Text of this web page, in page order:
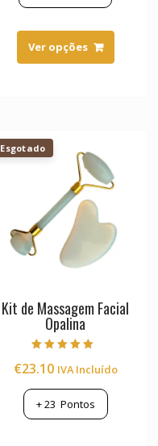
Ver opções
This
has
chosen
the
product
Esgotado
Kit de Massagem Facial
Opalina
5.00
€23.10 IVA Incluído
+23 Pontos